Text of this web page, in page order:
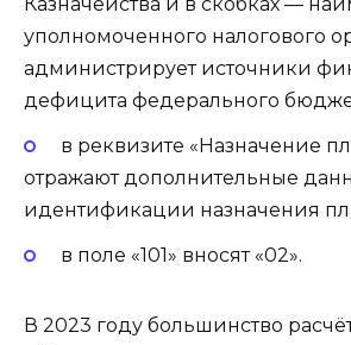
уполномоченного налогового
администрирует источники
дефицита федерального
в реквизите «Назначение
отражают дополнительные
идентификации назначения
в поле «101» вносят «02».
В 2023 году большинство